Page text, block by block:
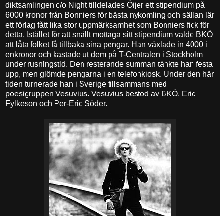
diktsamlingen c/o Night tilldelades Öijer ett stipendium på
6000 kronor från Bonniers för bästa nykomling och sällan lär
ett förlag fått lika stor uppmärksamhet som Bonniers fick för
detta. Istället för att snällt mottaga sitt stipendium valde BKÖ
att låta folket få tillbaka sina pengar. Han växlade in 4000 i
enkronor och kastade ut dem på T-Centralen i Stockholm
under rusningstid. Den resterande summan tänkte han festa
upp, men glömde pengarna i en telefonkiosk. Under den här
tiden turnerade han i Sverige tillsammans med
poesigruppen Vesuvius. Vesuvius bestod av BKÖ, Eric
Fylkeson och Per-Eric Söder.